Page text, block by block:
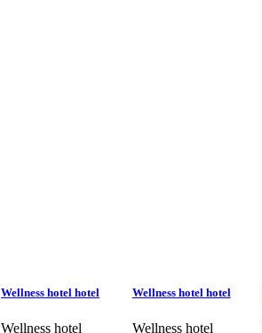
Wellness hotel hotel
Wellness hotel
Wellness hotel hotel
Wellness hotel